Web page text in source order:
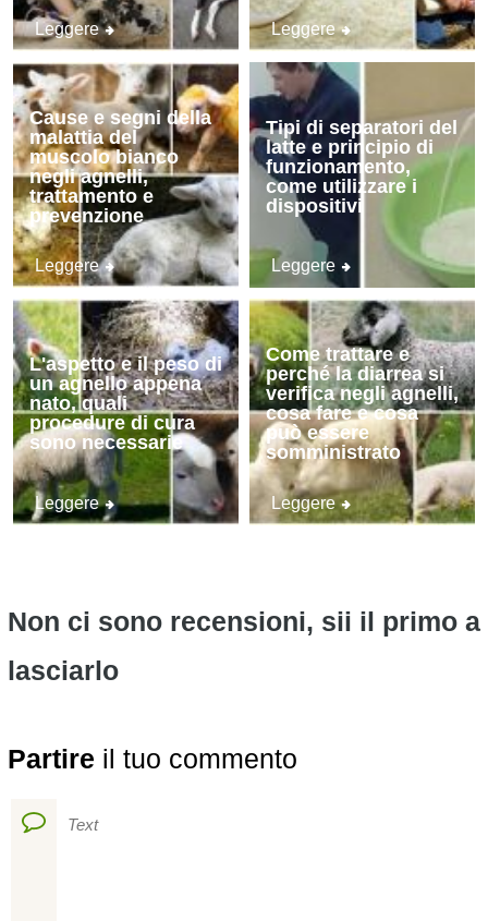
Leggere Leggere
Cause e segni della
malattia del
muscolo bianco
negli agnelli,
trattamento e
prevenzione
Leggere
Tipi di separatori del
latte e principio di
funzionamento,
come utilizzare i
dispositivi
Leggere
L'aspetto e il peso di
un agnello appena
nato, quali
procedure di cura
sono necessarie
Leggere
Come trattare e
perché la diarrea si
verifica negli agnelli,
cosa fare e cosa
può essere
somministrato
Leggere
Non ci sono recensioni, sii il primo a
lasciarlo
Partire il tuo commento